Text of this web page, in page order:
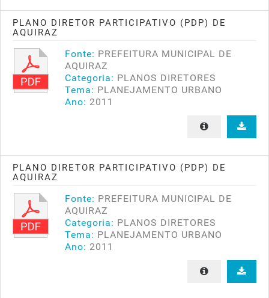
PLANO DIRETOR PARTICIPATIVO (PDP) DE
AQUIRAZ
Fonte: PREFEITURA MUNICIPAL DE
AQUIRAZ
Categoria: PLANOS DIRETORES
Tema: PLANEJAMENTO URBANO
Ano: 2011
PLANO DIRETOR PARTICIPATIVO (PDP) DE
AQUIRAZ
Fonte: PREFEITURA MUNICIPAL DE
AQUIRAZ
Categoria: PLANOS DIRETORES
Tema: PLANEJAMENTO URBANO
Ano: 2011